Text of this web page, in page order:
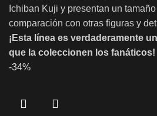
Ichiban Kuji y presentan un
comparación con otras figuras y
¡Esta línea es verdaderamente
que la coleccionen los fanáticos!
-34%